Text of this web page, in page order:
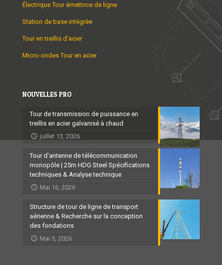
Électrique Tour émettrice de ligne
Station de base intégrée
Tour en treillis d'acier
Micro-ondes Tour en acier
NOUVELLES PRO
Tour de transmission de puissance en
treillis en acier galvanisé à chaud
juillet 13, 2026
Tour d'antenne de télécommunication
monopôle | 25m HDG Steel Spécifications
techniques & Analyse technique
Mai 16, 2026
Structure de tour de ligne de transport
aérienne & Recherche sur la conception
des fondations
Mai 5, 2026